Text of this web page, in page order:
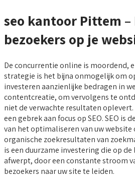
seo kantoor Pittem
bezoekers op je
De concurrentie online is moordend,
strategie is het bijna onmogelijk om
investeren aanzienlijke bedragen in
contentcreatie, om vervolgens te
niet de verwachte resultaten
een gebrek aan focus op SEO. SEO is
van het optimaliseren van uw
organische zoekresultaten van
is een duurzame investering die op
afwerpt, door een constante stroom
bezoekers naar uw site te leiden.